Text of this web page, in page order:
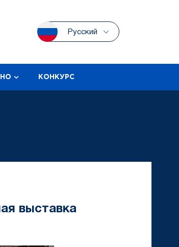
Русский
КОНКУРС
выставка